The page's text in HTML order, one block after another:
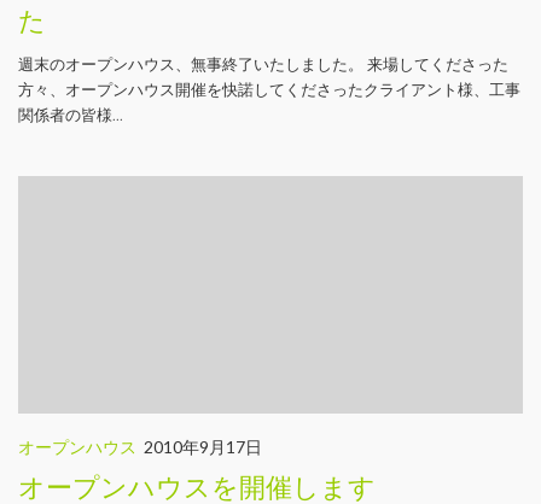
た
週末のオープンハウス、無事終了いたしました。 来場してくださった
方々、オープンハウス開催を快諾してくださったクライアント様、工事
関係者の皆様...
オープンハウス 2010年9月17日
オープンハウスを開催します